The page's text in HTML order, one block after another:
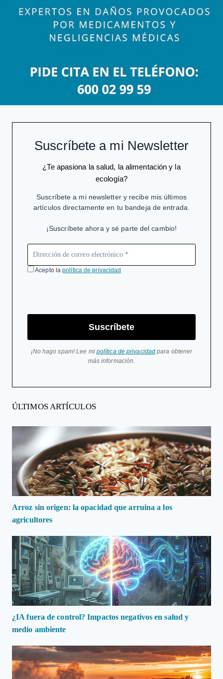
Suscríbete a mi Newsletter
¿Te apasiona la salud, la alimentación y la
ecología?
Suscríbete a mi newsletter y recibe mis últimos
artículos directamente en tu bandeja de entrada.
¡Suscríbete ahora y sé parte del cambio!
Acepto lapolítica de privacidad
Suscríbete
¡No hago spam! Lee mi política de privacidad para obtener
más información.
ÚLTIMOS ARTÍCULOS
Arroz sin origen: la opacidad que arruina a los
agricultores
¿IA fuera de control? Impactos negativos en salud y
medio ambiente